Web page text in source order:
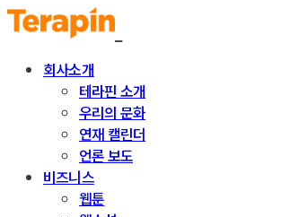
회사소개
테라핀 소개
우리의 문화
연재 캘린더
언론 보도
비즈니스
웹툰